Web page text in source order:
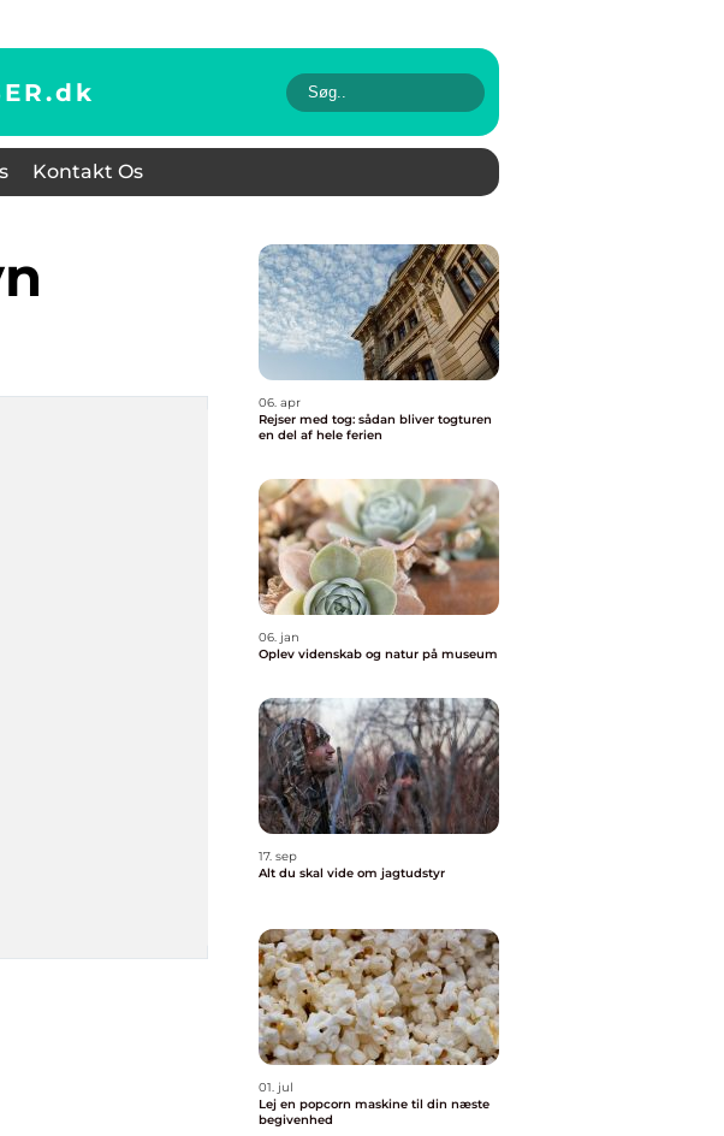
dk
Kontakt Os
06. apr
Rejser med tog: sådan bliver togturen
en del af hele ferien
06. jan
Oplev videnskab og natur på museum
17. sep
Alt du skal vide om jagtudstyr
01. jul
Lej en popcorn maskine til din næste
begivenhed